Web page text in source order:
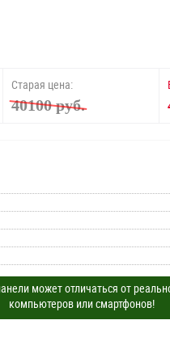
Старая цена:
40100 руб.
может отличаться от
компьютеров или смартфонов!